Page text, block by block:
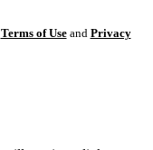
Terms of Useand Privacy